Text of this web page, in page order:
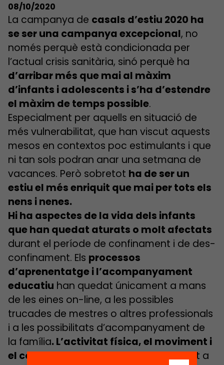
08/10/2020
La campanya de casals d’estiu 2020 ha
se ser una campanya excepcional, no
només perquè està condicionada per
l’actual crisis sanitària, sinó perquè ha
d’arribar més que mai al màxim
d’infants i adolescents i s’ha d’estendre
el màxim de temps possible.
Especialment per aquells en situació de
més vulnerabilitat, que han viscut aquests
mesos en contextos poc estimulants i que
ni tan sols podran anar una setmana de
vacances. Però sobretot ha de ser un
estiu el més enriquit que mai per tots els
nens i nenes.
Hi ha aspectes de la vida dels infants
que han quedat aturats o molt afectats
durant el període de confinament i de des-
confinament. Els processos
d’aprenentatge i l’acompanyament
educatiu han quedat únicament a mans
de les eines on-line, a les possibles
trucades de mestres o altres professionals
i a les possibilitats d’acompanyament de
la família. L’activitat física, el moviment i
el contacte amb la naturas’han reduït a